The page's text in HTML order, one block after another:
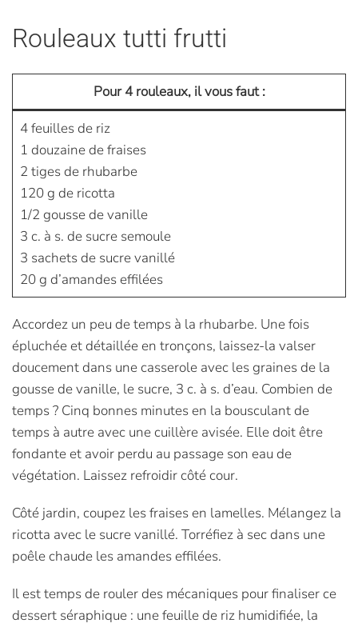
Rouleaux tutti frutti
Pour 4 rouleaux, il vous faut :
4 feuilles de riz
1 douzaine de fraises
2 tiges de rhubarbe
120 g de ricotta
1/2 gousse de vanille
3 c. à s. de sucre semoule
3 sachets de sucre vanillé
20 g d’amandes effilées
Accordez un peu de temps à la rhubarbe. Une fois
épluchée et détaillée en tronçons, laissez-la valser
doucement dans une casserole avec les graines de la
gousse de vanille, le sucre, 3 c. à s. d’eau. Combien de
temps ? Cinq bonnes minutes en la bousculant de
temps à autre avec une cuillère avisée. Elle doit être
fondante et avoir perdu au passage son eau de
végétation. Laissez refroidir côté cour.
Côté jardin, coupez les fraises en lamelles. Mélangez la
ricotta avec le sucre vanillé. Torréfiez à sec dans une
poêle chaude les amandes effilées.
Il est temps de rouler des mécaniques pour finaliser ce
dessert séraphique : une feuille de riz humidifiée, la